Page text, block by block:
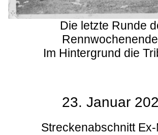
Die letzte Runde
Im Hintergrund die
23. Januar
Streckenabschnitt